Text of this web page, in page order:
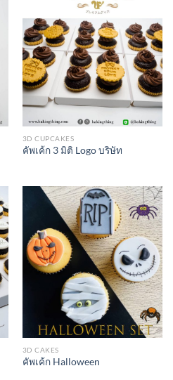
3D CUPCAKES
คัพเค้ก 3 มิติ Logo บริษัท
3D CAKES
คัพเค้ก Halloween